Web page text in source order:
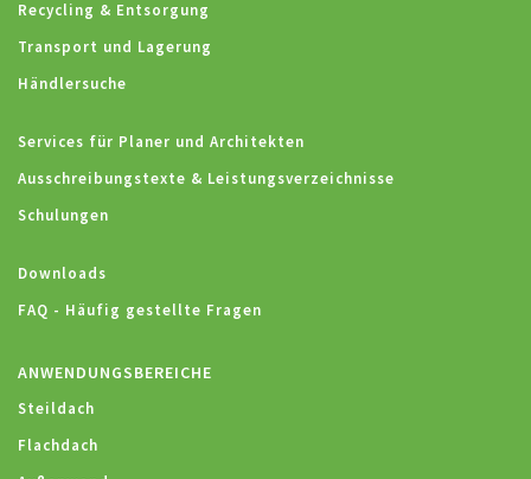
Recycling & Entsorgung
Transport und Lagerung
Händlersuche
Services für Planer und Architekten
Ausschreibungstexte & Leistungsverzeichnisse
Schulungen
Downloads
FAQ - Häufig gestellte Fragen
ANWENDUNGSBEREICHE
Steildach
Flachdach